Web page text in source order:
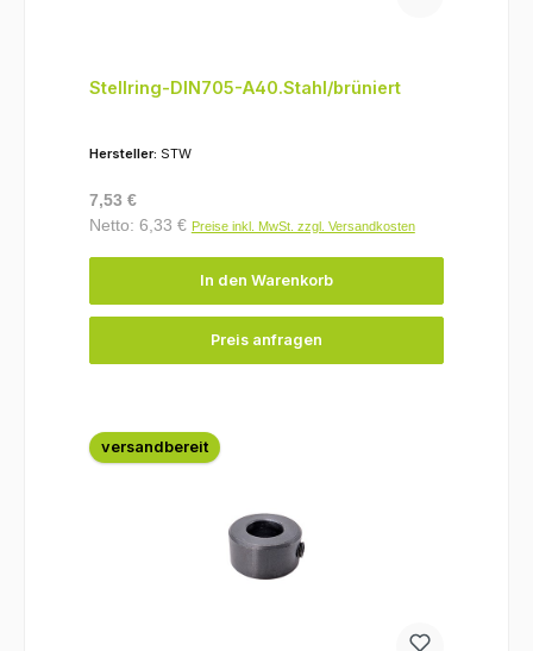
Stellring-DIN705-A40.Stahl/brüniert
Hersteller: STW
Regulärer Preis:
7,53 €
Netto: 6,33 € Preise inkl. MwSt. zzgl. Versandkosten
In den Warenkorb
Preis anfragen
versandbereit